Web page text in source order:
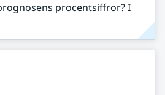
procentsiffror? I